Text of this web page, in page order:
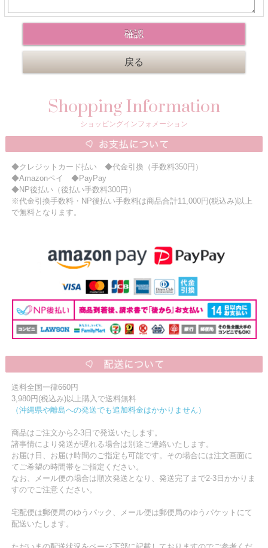
Shopping Information
ショッピングインフォメーション
◆クレジットカード払い ◆代金引換（手数料350円）
◆Amazonペイ ◆PayPay
◆NP後払い（後払い手数料300円）
※代金引換手数料・NP後払い手数料は商品合計11,000円(税込み)以上
で無料となります。
送料全国一律660円
3,980円(税込み)以上購入で送料無料
（沖縄県や離島への発送でも追加料金はかかりません）
商品はご注文から2-3日で発送いたします。
諸事情により発送が遅れる場合は別途ご連絡いたします。
お届け日、お届け時間のご指定も可能です。その場合には注文画面に
てご希望の時間帯をご指定ください。
なお、メール便の場合は順次発送となり、発送完了まで2-3日かかりま
すのでご注意ください。
宅配便は郵便局のゆうパック、メール便は郵便局のゆうパケットにて
配送いたします。
ブログ
ニュースレター購読
マイページログイン
お問い合わせ
当店は持続可能な開発目標「SDGs」を推進しています。